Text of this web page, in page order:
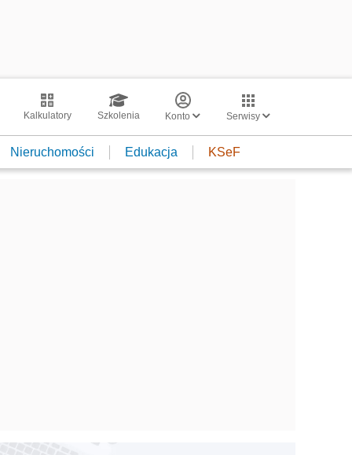
Kalkulatory Szkolenia Konto Serwisy
Nieruchomości Edukacja KSeF